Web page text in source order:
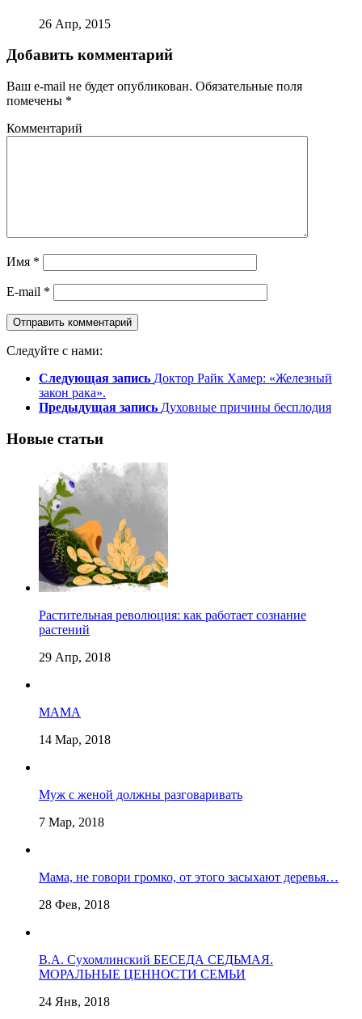
26 Апр, 2015
Добавить комментарий
Ваш e-mail не будет опубликован. Обязательные поля
помечены *
Комментарий
Имя *
E-mail *
Следуйте с нами:
Следующая запись Доктор Райк Хамер: «Железный
закон рака».
Предыдущая запись Духовные причины бесплодия
Новые статьи
Растительная революция: как работает сознание
растений
29 Апр, 2018
МАМА
14 Мар, 2018
Муж с женой должны разговаривать
7 Мар, 2018
Мама, не говори громко, от этого засыхают деревья…
28 Фев, 2018
В.А. Сухомлинский БЕСЕДА СЕДЬМАЯ.
МОРАЛЬНЫЕ ЦЕННОСТИ СЕМЬИ
24 Янв, 2018